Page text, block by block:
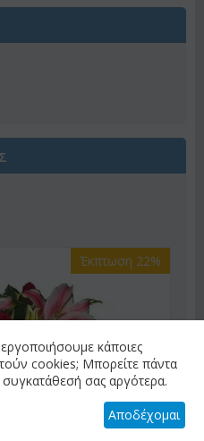
Έκπτωση 22%
κάποιες
cookies; Μπορείτε πάντα
σας αργότερα.
Αποδέχομαι